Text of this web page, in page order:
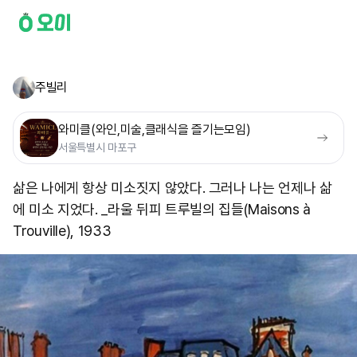
주빌리
와미클(와인,미술,클래식을 즐기는모임)
서울특별시 마포구
삶은 나에게 항상 미소짓지 않았다. 그러나 나는 언제나 삶
에 미소 지었다. _라울 뒤피 트루빌의 집들(Maisons à
Trouville), 1933